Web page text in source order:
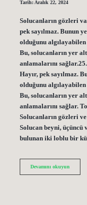
Tarih: Aralık 22, 2024
Solucanların gözleri
pek sayılmaz. Bunun
olduğunu
Bu, solucanların yer
anlamalarını
Hayır, pek sayılmaz.
olduğunu
Bu, solucanların yer
anlamalarını sağlar.
Solucanların gözleri
Solucan beyni, üçüncü
bulunan iki loblu bir
Devamını okuyun